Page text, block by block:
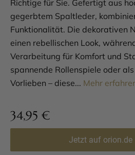
Richtige für Sie. Gefertigt aus
gegerbtem Spaltleder,
Funktionalität. Die dekorativen
einen rebellischen Look,
Verarbeitung für Komfort und
spannende Rollenspiele oder
Vorlieben – diese... Mehr
34,95 €
Jetzt auf orion.de